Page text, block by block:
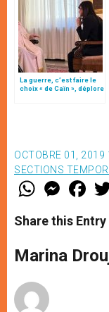
La guerre, c’est faire le
choix « de Caïn », déplore
OCTOBRE 01, 2019
SECTIONS
W
t
s
p
p
M
e
s
e
g
e
F
a
e
b
o
k
Share this Entry
Marina